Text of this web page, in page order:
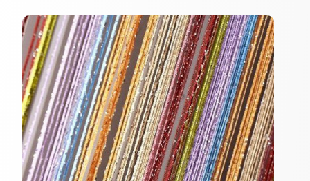
Внешний вид